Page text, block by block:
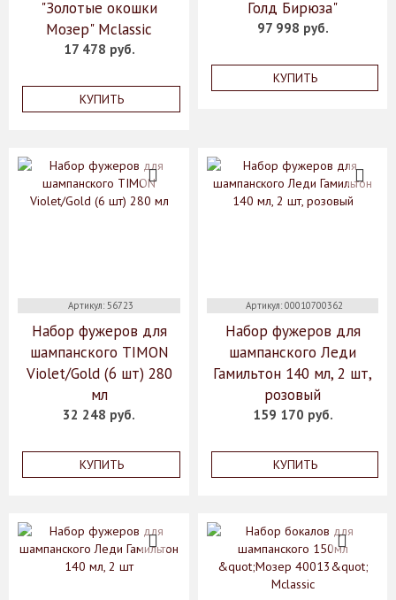
"Золотые окошки
Мозер" Mclassic
17 478 руб.
КУПИТЬ
Голд Бирюза"
97 998 руб.
КУПИТЬ
Артикул: 56723
Набор фужеров для
шампанского TIMON
Violet/Gold (6 шт) 280
мл
32 248 руб.
КУПИТЬ
Артикул: 00010700362
Набор фужеров для
шампанского Леди
Гамильтон 140 мл, 2 шт,
розовый
159 170 руб.
КУПИТЬ